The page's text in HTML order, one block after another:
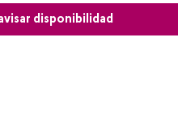
disponibilidad